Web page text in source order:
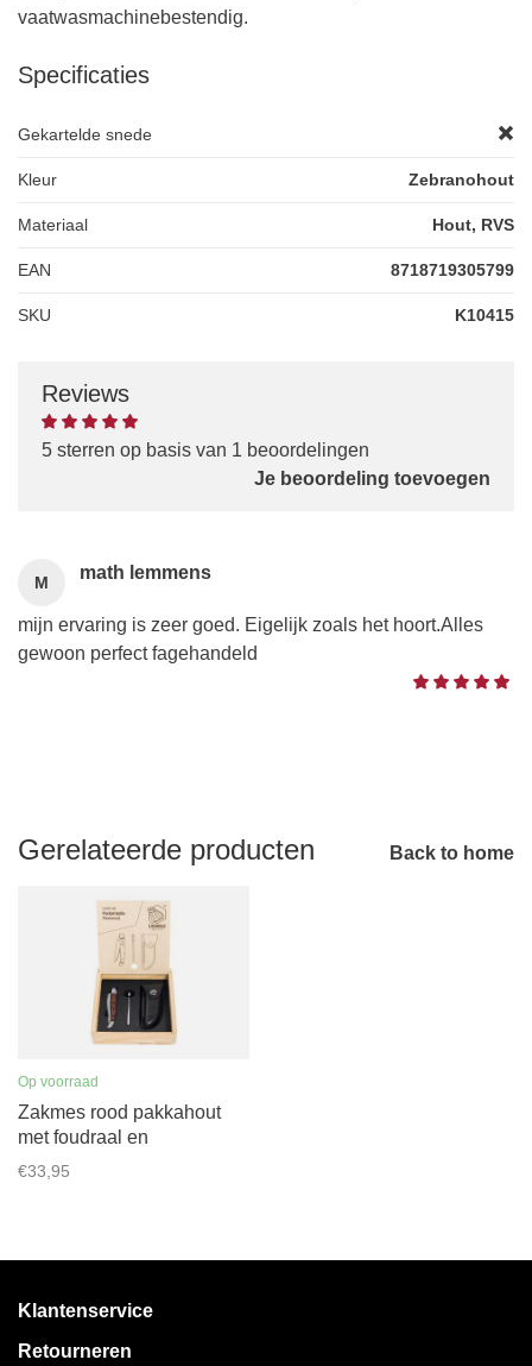
vaatwasmachinebestendig.
Specificaties
Gekartelde snede
Kleur Zebranohout
Materiaal Hout, RVS
EAN 8718719305799
SKU K10415
Reviews
5 sterren op basis van 1 beoordelingen
Je beoordeling toevoegen
M math lemmens
mijn ervaring is zeer goed. Eigelijk zoals het hoort.Alles
gewoon perfect fagehandeld
Gerelateerde producten Back to home
Op voorraad
Zakmes rood pakkahout
met foudraal en
aanzetstaal
€33,95
Klantenservice
Retourneren